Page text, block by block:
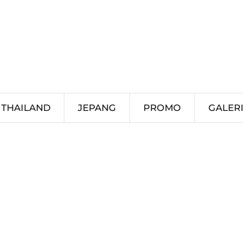
THAILAND JEPANG PROMO GALERI